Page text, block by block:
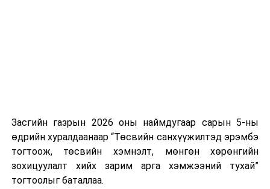
Шинэ хууль Францын зах зээлд үйлчилдэг гадаадын
дуудлагын төвүүдэд нөлөөлөхөөр байна. Тухайлбал,
Мароккогийн дуудлагын төвүүдийн орлогын 80 гаруй
хувь Францын зах зээлээс бүрддэг бөгөөд тус улсын
40–50 мянган ажлын байр эрсдэлд орж болзошгүйг
Засгийн газрын 2026 оны наймдугаар сарын 5-ны
өдрийн хуралдаанаар “Төсвийн санхүүжилтэд эрэмбэ
тогтоож, төсвийн хэмнэлт, мөнгөн хөрөнгийн
зохицуулалт хийх зарим арга хэмжээний тухай”
тогтоолыг баталлаа.